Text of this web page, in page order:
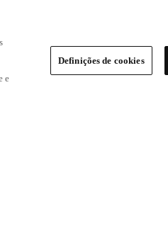
e
Definições de cookies